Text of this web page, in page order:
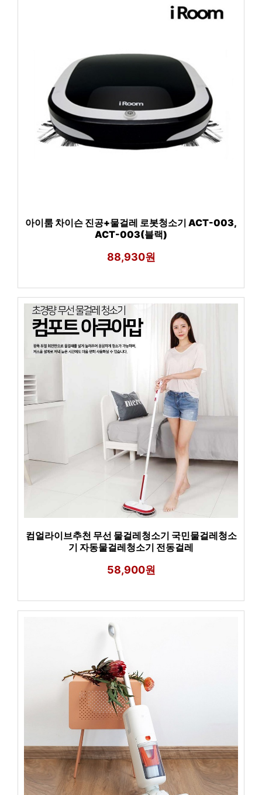
아이룸 차이슨 진공+물걸레 로봇청소기 ACT-003,
ACT-003(블랙)
88,930원
컴얼라이브추천 무선 물걸레청소기 국민물걸레청소
기 자동물걸레청소기 전동걸레
58,900원